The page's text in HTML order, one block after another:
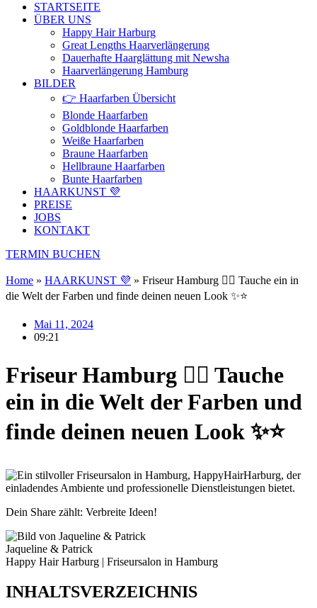
STARTSEITE
ÜBER UNS
Happy Hair Harburg
Great Lengths Haarverlängerung
Dauerhafte Haarglättung mit Newsha
Haarverlängerung Hamburg
BILDER
👉 Haarfarben Übersicht
Blonde Haarfarben
Goldblonde Haarfarben
Weiße Haarfarben
Braune Haarfarben
Hellbraune Haarfarben
Bunte Haarfarben
HAARKUNST 💜
PREISE
JOBS
KONTAKT
TERMIN BUCHEN
Home » HAARKUNST 💜 » Friseur Hamburg 💇‍♀️ Tauche ein in
die Welt der Farben und finde deinen neuen Look ✨⭐️
Mai 11, 2024
09:21
Friseur Hamburg 💇‍♀️ Tauche
ein in die Welt der Farben und
finde deinen neuen Look ✨⭐️
Dein Share zählt: Verbreite Ideen!
Jaqueline & Patrick
Happy Hair Harburg | Friseursalon in Hamburg
INHALTSVERZEICHNIS